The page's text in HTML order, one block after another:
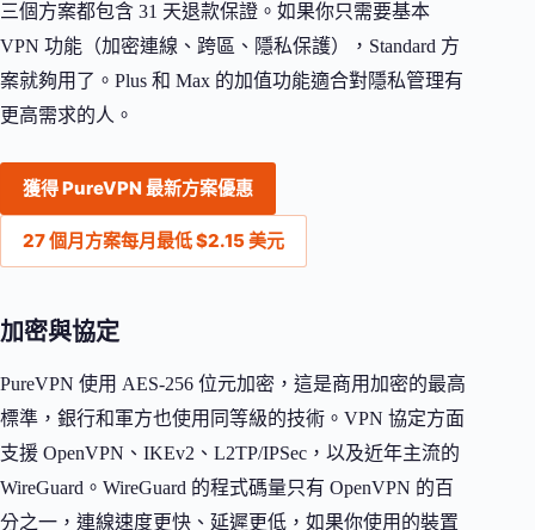
三個方案都包含 31 天退款保證。如果你只需要基本
VPN 功能（加密連線、跨區、隱私保護），Standard 方
案就夠用了。Plus 和 Max 的加值功能適合對隱私管理有
更高需求的人。
獲得 PureVPN 最新方案優惠
27 個月方案每月最低 $2.15 美元
加密與協定
PureVPN 使用 AES-256 位元加密，這是商用加密的最高
標準，銀行和軍方也使用同等級的技術。VPN 協定方面
支援 OpenVPN、IKEv2、L2TP/IPSec，以及近年主流的
WireGuard。WireGuard 的程式碼量只有 OpenVPN 的百
分之一，連線速度更快、延遲更低，如果你使用的裝置